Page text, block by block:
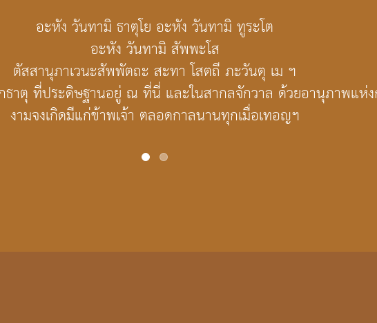
อะหัง วันทามิ ธาตุโย อะหัง วันทามิ ทูระโต
อะหัง วันทามิ สัพพะโส
ตัสสานุภาเวนะสัพพัตถะ สะทา โสตถี ภะวันตุ เม ฯ
ธาตุ ที่ประดิษฐานอยู่ ณ ที่นี่ และในสากลจักวาล ด้วยอานุภาพแห่
งามจงเกิดมีแก่ข้าพเจ้า ตลอดกาลนานทุกเมื่อเทอญฯ